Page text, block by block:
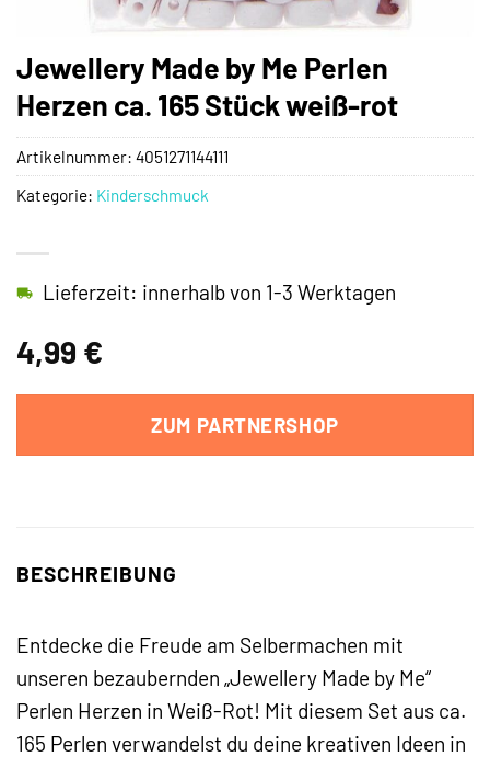
Jewellery Made by Me Perlen
Herzen ca. 165 Stück weiß-rot
4,99 €
Lieferzeit: innerhalb von 1-3 Werktagen
ZUM PARTNERSHOP
Artikelnummer: 4051271144111
Kategorie: Kinderschmuck
BESCHREIBUNG
Entdecke die Freude am Selbermachen mit
unseren bezaubernden „Jewellery Made by Me“
Perlen Herzen in Weiß-Rot! Mit diesem Set aus ca.
165 Perlen verwandelst du deine kreativen Ideen in